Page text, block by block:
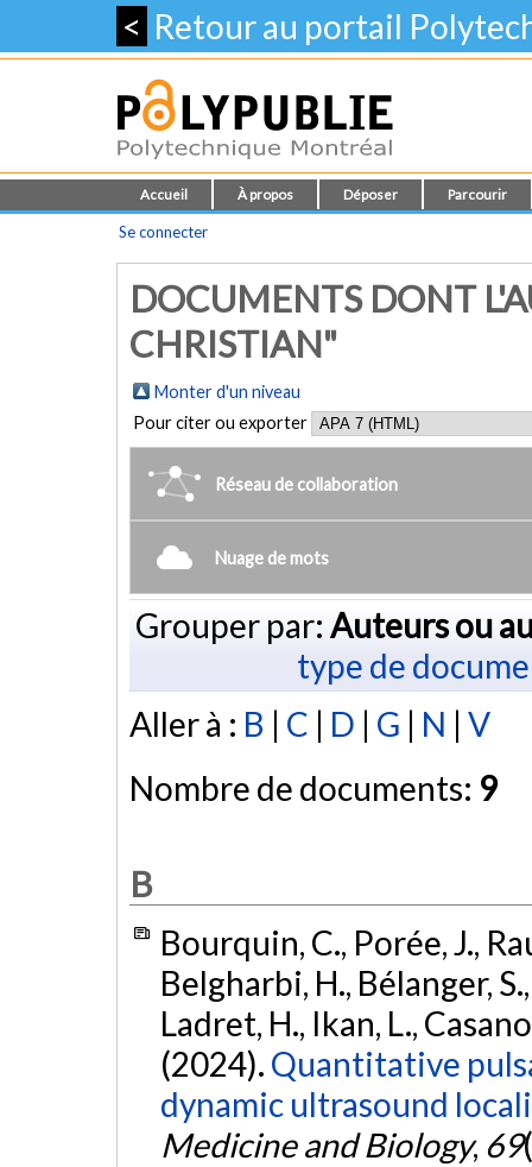
< Retour au portail
Accueil À propos Déposer Parcourir
Se connecter
DOCUMENTS DONT
CHRISTIAN"
Monter d'un niveau
Pour citer ou exporter
Réseau de collaboration
Nuage de mots
Grouper par: Auteurs ou
type de
Aller à : B | C | D | G | N | V
Nombre de documents: 9
B
Bourquin, C., Porée, J.,
Belgharbi, H., Bélanger,
Ladret, H., Ikan, L.,
(2024). Quantitative
dynamic ultrasound
Medicine and Biology, 69